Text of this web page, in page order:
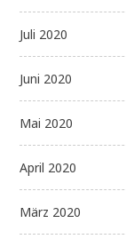
Juli 2020
Juni 2020
Mai 2020
April 2020
März 2020